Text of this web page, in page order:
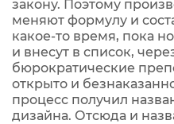
закону. Поэтому
меняют формулу и
какое-то время, пока
и внесут в список,
бюрократические
открыто и
процесс получил
дизайна. Отсюда и